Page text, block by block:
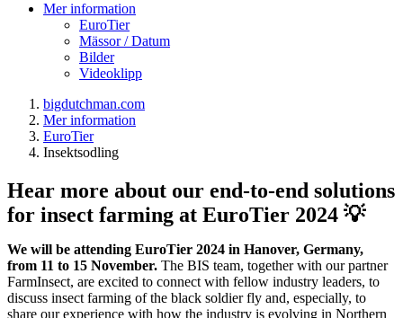
Mer information
EuroTier
Mässor / Datum
Bilder
Videoklipp
bigdutchman.com
Mer information
EuroTier
Insektsodling
Hear more about our end-to-end solutions
for insect farming at EuroTier 2024 💡
We will be attending EuroTier 2024 in Hanover, Germany,
from 11 to 15 November. The BIS team, together with our partner
FarmInsect, are excited to connect with fellow industry leaders, to
discuss insect farming of the black soldier fly and, especially, to
share our experience with how the industry is evolving in Northern